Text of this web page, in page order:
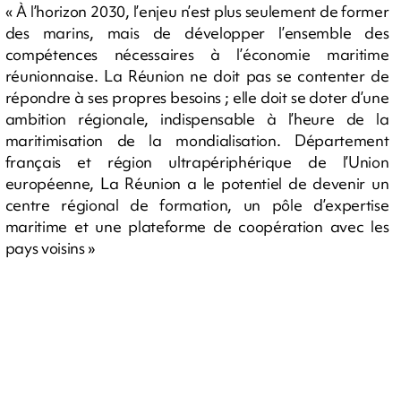
« À l’horizon 2030, l’enjeu n’est plus seulement de former
des marins, mais de développer l’ensemble des
compétences nécessaires à l’économie maritime
réunionnaise. La Réunion ne doit pas se contenter de
répondre à ses propres besoins ; elle doit se doter d’une
ambition régionale, indispensable à l’heure de la
maritimisation de la mondialisation. Département
français et région ultrapériphérique de l’Union
européenne, La Réunion a le potentiel de devenir un
centre régional de formation, un pôle d’expertise
maritime et une plateforme de coopération avec les
pays voisins »